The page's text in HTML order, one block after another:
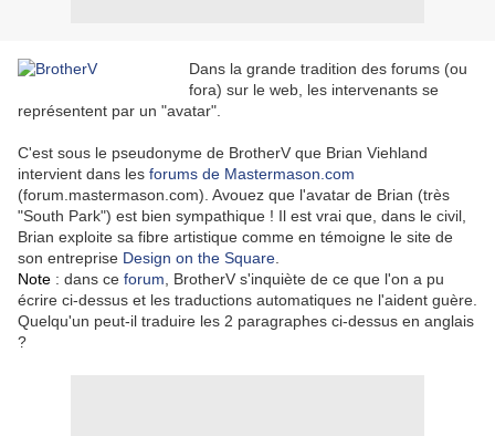
Dans la grande tradition des forums (ou
fora) sur le web, les intervenants se
représentent par un "avatar".
C'est sous le pseudonyme de BrotherV que Brian Viehland
intervient dans les forums de Mastermason.com
(forum.mastermason.com). Avouez que l'avatar de Brian (très
"South Park") est bien sympathique ! Il est vrai que, dans le civil,
Brian exploite sa fibre artistique comme en témoigne le site de
son entreprise Design on the Square
Note : dans ce forum , BrotherV s'inquiète de ce que l'on a pu
écrire ci-dessus et les traductions automatiques ne l'aident guère.
Quelqu'un peut-il traduire les 2 paragraphes ci-dessus en anglais
?